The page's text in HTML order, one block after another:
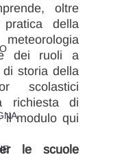
oltre
della
dei ruoli a
storia della
scolastici
richiesta di
il modulo qui
le scuole